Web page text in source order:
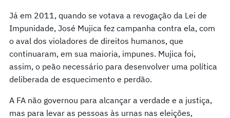
Já em 2011, quando se votava a revogação da Lei de
Impunidade, José Mujica fez campanha contra ela, com
o aval dos violadores de direitos humanos, que
continuaram, em sua maioria, impunes. Mujica foi,
assim, o peão necessário para desenvolver uma política
deliberada de esquecimento e perdão.
A FA não governou para alcançar a verdade e a justiça,
mas para levar as pessoas às urnas nas eleições,